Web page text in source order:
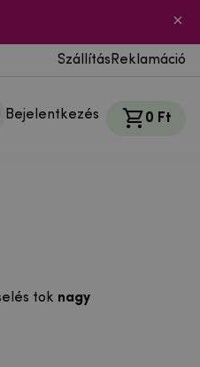
Szállítás Reklamáció
Bejelentkezés 0 Ft
tok nagy